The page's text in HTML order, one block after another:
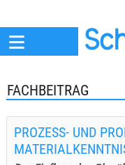
FACHBEITRAG
PROZESS- UND